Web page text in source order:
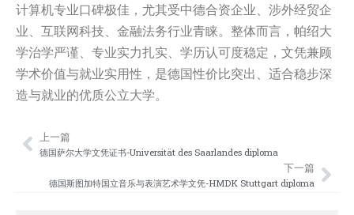
计算机专业口碑极佳，尤其受中德合资企业、涉外经贸企
业、互联网科技、金融法务行业青睐。整体而言，帕绍大
学治学严谨、专业实力扎实、学历认可度稳定，文凭兼顾
学术价值与就业实用性，是德国性价比突出、适合稳步深
造与就业的优质公立大学。
Prev
上一篇
德国萨尔大学‌文凭证书-Universität des Saarlandes diploma
下一篇
德国斯图加特国立音乐与表演艺术学文凭-HMDK Stuttgart diploma